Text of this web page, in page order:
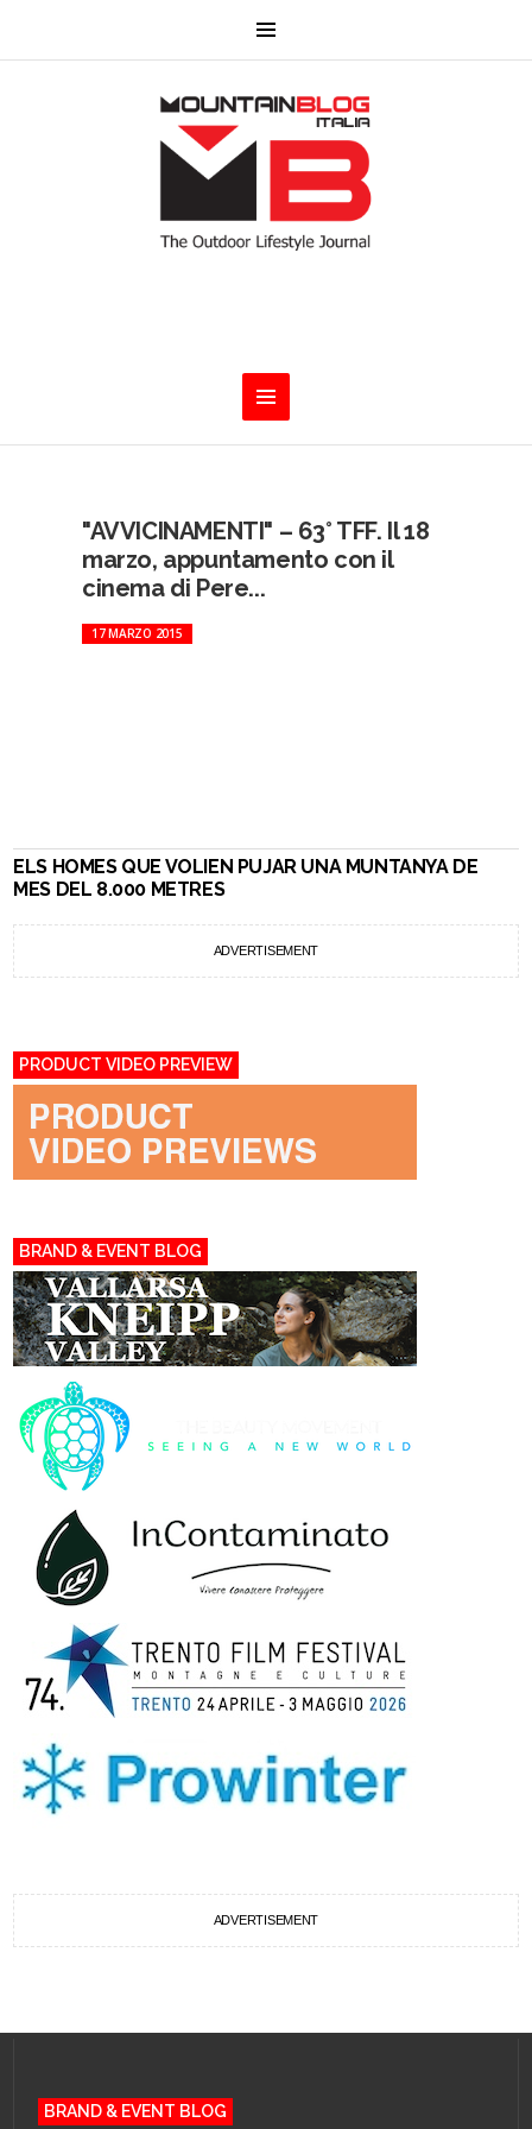
"AVVICINAMENTI" – 63° TFF. Il 18
marzo, appuntamento con il
cinema di Pere...
17 MARZO 2015
ELS HOMES QUE VOLIEN PUJAR UNA MUNTANYA DE
MES DEL 8.000 METRES
ADVERTISEMENT
PRODUCT VIDEO PREVIEW
BRAND & EVENT BLOG
ADVERTISEMENT
BRAND & EVENT BLOG